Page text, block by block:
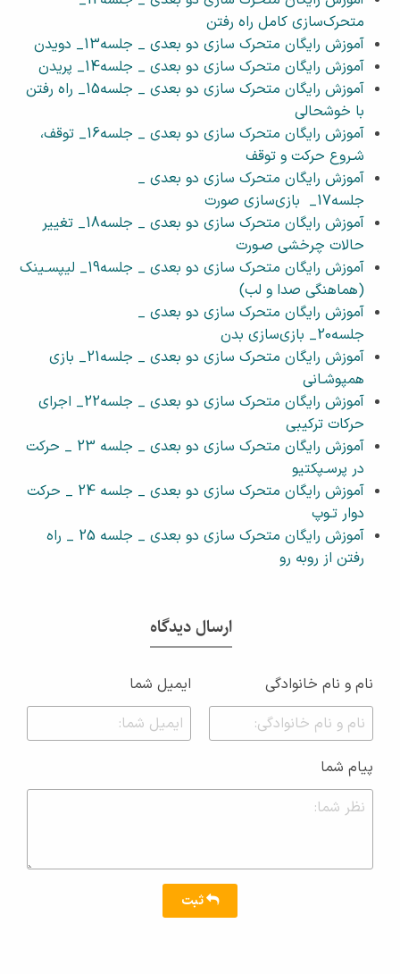
متحرک‌سازی کامل راه رفتن
آموزش رایگان متحرک سازی دو بعدی _ جلسه13_ دویدن
آموزش رایگان متحرک سازی دو بعدی _ جلسه14_ پریدن
آموزش رایگان متحرک سازی دو بعدی _ جلسه15_ راه رفتن
با خوشحالی
آموزش رایگان متحرک سازی دو بعدی _ جلسه16_ توقف،
شـروع حرکت و توقف
آموزش رایگان متحرک سازی دو بعدی _
جلسه17_ بازی‌سازی صورت
آموزش رایگان متحرک سازی دو بعدی _ جلسه18_ تغییر
حالات چرخشی صـورت
آموزش رایگان متحرک سازی دو بعدی _ جلسه19_ لیپسـینک
(هماهنگی صدا و لب)
آموزش رایگان متحرک سازی دو بعدی _
جلسه20_ بازی‌سازی بدن
آموزش رایگان متحرک سازی دو بعدی _ جلسه21_ بازی
همپوشـانی
آموزش رایگان متحرک سازی دو بعدی _ جلسه22_ اجرای
حرکات ترکیبی
آموزش رایگان متحرک سازی دو بعدی _ جلسه 23 _ حرکت
در پرسـپکتیو
آموزش رایگان متحرک سازی دو بعدی _ جلسه 24 _ حرکت
دوار تـوپ
آموزش رایگان متحرک سازی دو بعدی _ جلسه 25 _ راه
رفتن از روبه رو
ارسال دیدگاه
نام و نام خانوادگی ایمیل شما
پیام شما
ثبت